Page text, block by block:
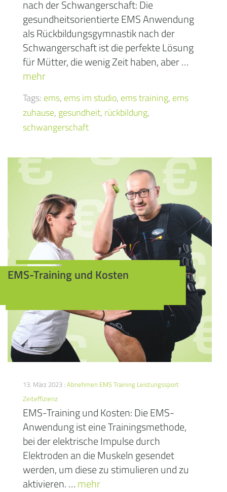
nach der Schwangerschaft: Die
gesundheitsorientierte EMS Anwendung
als Rückbildungsgymnastik nach der
Schwangerschaft ist die perfekte Lösung
für Mütter, die wenig Zeit haben, aber …
mehr
Tags: ems, ems im studio, ems training, ems
zuhause, gesundheit, rückbildung,
schwangerschaft
EMS-Training und Kosten
13. März 2023 : Abnehmen EMS Training Leistungssport
Zeiteffizienz
EMS-Training und Kosten: Die EMS-
Anwendung ist eine Trainingsmethode,
bei der elektrische Impulse durch
Elektroden an die Muskeln gesendet
werden, um diese zu stimulieren und zu
aktivieren. …mehr